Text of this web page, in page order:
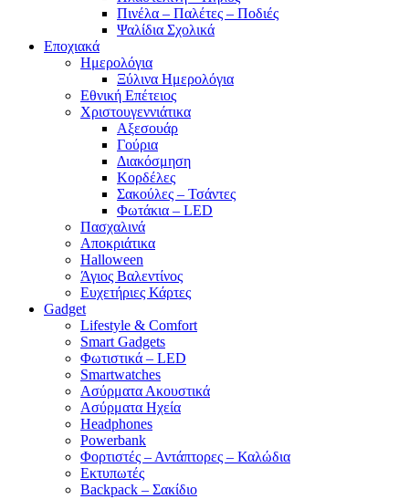
Πινέλα – Παλέτες – Ποδιές
Ψαλίδια Σχολικά
Εποχιακά
Ημερολόγια
Ξύλινα Ημερολόγια
Εθνική Επέτειος
Χριστουγεννιάτικα
Αξεσουάρ
Γούρια
Διακόσμηση
Κορδέλες
Σακούλες – Τσάντες
Φωτάκια – LED
Πασχαλινά
Αποκριάτικα
Halloween
Άγιος Βαλεντίνος
Ευχετήριες Κάρτες
Gadget
Lifestyle & Comfort
Smart Gadgets
Φωτιστικά – LED
Smartwatches
Ασύρματα Ακουστικά
Ασύρματα Ηχεία
Headphones
Powerbank
Φορτιστές – Αντάπτορες – Καλώδια
Εκτυπωτές
Backpack – Σακίδιο